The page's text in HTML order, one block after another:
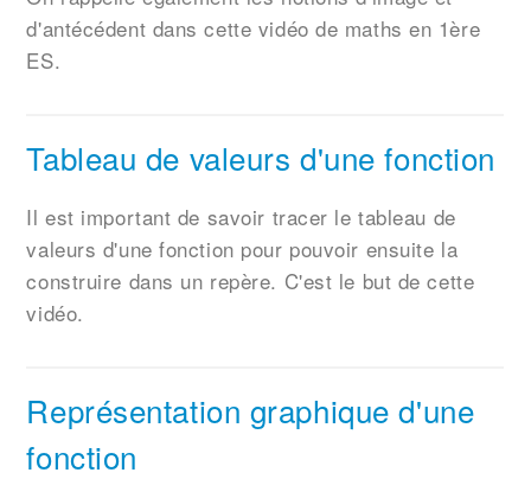
d'antécédent dans cette vidéo de maths en 1ère
ES.
Tableau de valeurs d'une fonction
Il est important de savoir tracer le tableau de
valeurs d'une fonction pour pouvoir ensuite la
construire dans un repère. C'est le but de cette
vidéo.
Représentation graphique d'une
fonction